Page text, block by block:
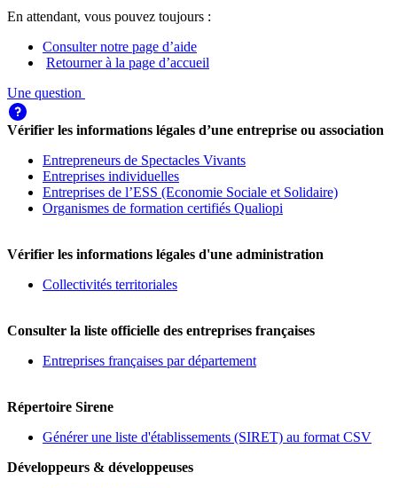
En attendant, vous pouvez toujours :
Consulter notre page d’aide
Retourner à la page d’accueil
Une question
Vérifier les informations légales d’une entreprise ou association
Entrepreneurs de Spectacles Vivants
Entreprises individuelles
Entreprises de l’ESS (Economie Sociale et Solidaire)
Organismes de formation certifiés Qualiopi
Vérifier les informations légales d'une administration
Collectivités territoriales
Consulter la liste officielle des entreprises françaises
Entreprises françaises par département
Répertoire Sirene
Générer une liste d'établissements (SIRET) au format CSV
Développeurs & développeuses